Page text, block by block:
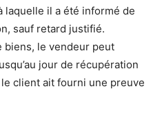
laquelle il a été informé de
sauf retard justifié.
biens, le vendeur peut
jour de récupération
client ait fourni une preuve